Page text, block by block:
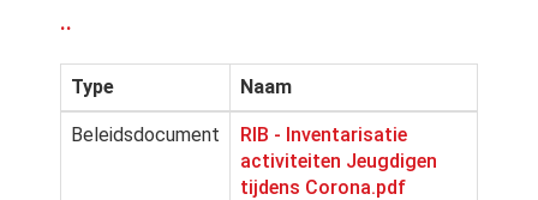
..
Type Naam
Beleidsdocument
RIB - Inventarisatie
activiteiten Jeugdigen
tijdens Corona.pdf